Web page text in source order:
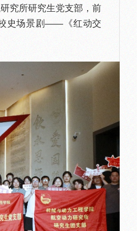
究所研究生党支部，前
史场景剧——《红动交